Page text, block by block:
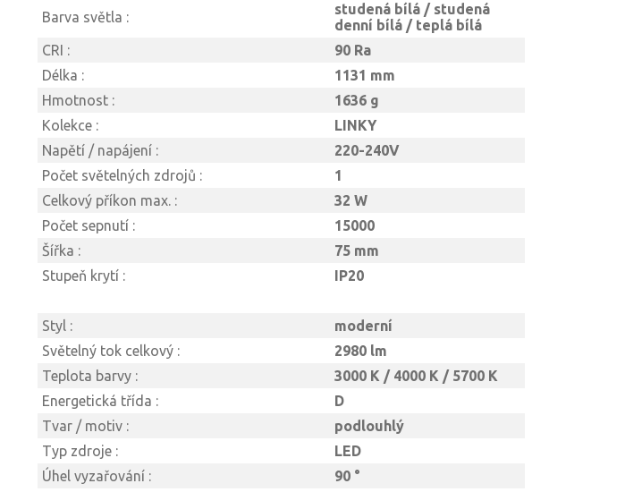
Barva světla :
studená bílá / studená
denní bílá / teplá bílá
CRI :
90 Ra
Délka :
1131 mm
Hmotnost :
1636 g
Kolekce :
LINKY
Napětí / napájení :
220-240V
Počet světelných zdrojů :
1
Celkový příkon max. :
32 W
Počet sepnutí :
15000
Šířka :
75 mm
Stupeň krytí :
IP20
Styl :
moderní
Světelný tok celkový :
2980 lm
Teplota barvy :
3000 K / 4000 K / 5700 K
Energetická třída :
D
Tvar / motiv :
podlouhlý
Typ zdroje :
LED
Úhel vyzařování :
90 °